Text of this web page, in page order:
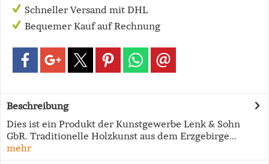
Schneller Versand mit DHL
Bequemer Kauf auf Rechnung
Beschreibung
Dies ist ein Produkt der Kunstgewerbe Lenk & Sohn
GbR. Traditionelle Holzkunst aus dem Erzgebirge...
mehr